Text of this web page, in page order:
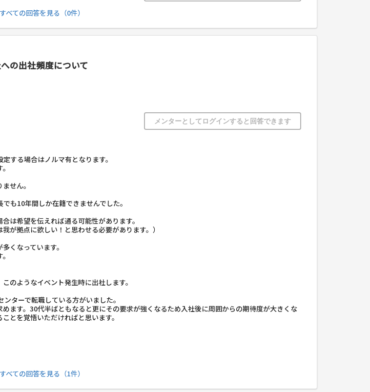
すべての回答を見る（0件）
の出社頻度について
メンターとしてログインすると回答できます
する場合はノルマ有となります。
せん。
も10年間しか在籍できませんでした。
は希望を伝えれば通る可能性があります。
が拠点に欲しい！と思わせる必要があります。）
くなっています。
のようなイベント発生時に出社します。
ターで転職している方がいました。
ます。30代半ばともなると更にその要求が強くなるため入社後に周囲からの期待度が大きくな
とを覚悟いただければと思います。
すべての回答を見る（1件）